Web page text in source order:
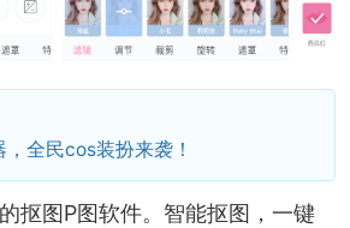
全民cos装扮来袭！
抠图P图软件。智能抠图，一键